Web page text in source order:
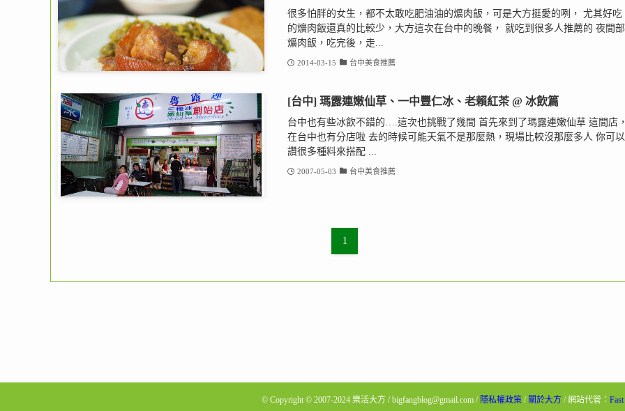
很多怕胖的女生，都不太敢吃肥油油的爌肉飯，可是大方挺愛的咧， 尤其好吃
的爌肉飯還真的比較少，大方這次在台中的晚餐， 就吃到很多人推薦的 夜間部
爌肉飯，吃完後，走...
2014-03-15 台中美食推薦
[台中] 瑪露連嫩仙草、一中豐仁冰、老賴紅茶 @ 冰飲篇
台中也有些冰飲不錯的….這次也挑戰了幾間 首先來到了瑪露連嫩仙草 這間店，
在台中也有分店啦 去的時候可能天氣不是那麼熱，現場比較沒那麼多人 你可以
讚很多種料來搭配 ...
2007-05-03 台中美食推薦
1
© Copyright © 2007-2024 樂活大方 / bigfangblog@gmail.com / 隱私權政策 / 關於大方 / 網站代管：